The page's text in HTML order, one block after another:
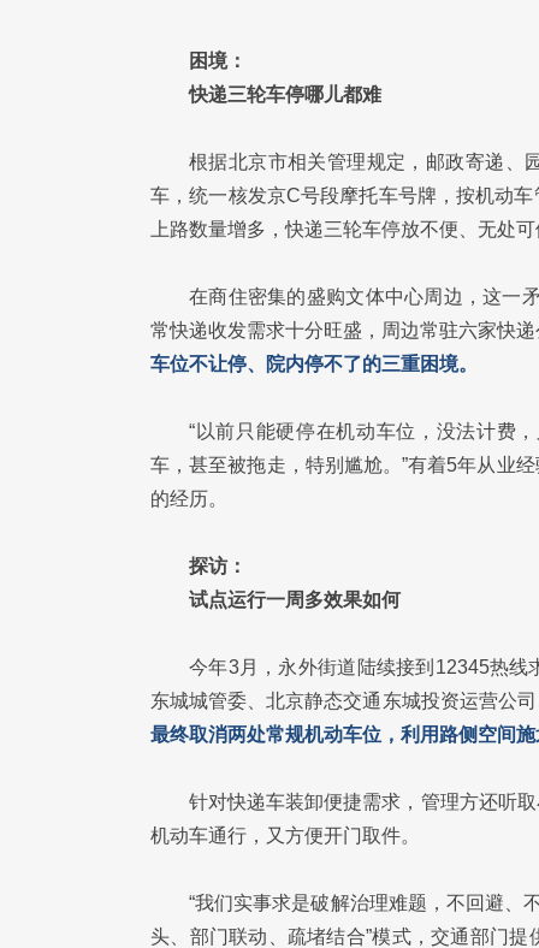
困境：
快递三轮车停哪儿都难
根据北京市相关管理规定，邮政寄递、
车，统一核发京C号段摩托车号牌，按机动
上路数量增多，快递三轮车停放不便、无处
在商住密集的盛购文体中心周边，这一
常快递收发需求十分旺盛，周边常驻六家快
车位不让停、院内停不了的三重困境。
“以前只能硬停在机动车位，没法计费
车，甚至被拖走，特别尴尬。”有着5年从业
的经历。
探访：
试点运行一周多效果如何
今年3月，永外街道陆续接到12345热
东城城管委、北京静态交通东城投资运营公
最终取消两处常规机动车位，利用路侧空间
针对快递车装卸便捷需求，管理方还听
机动车通行，又方便开门取件。
“我们实事求是破解治理难题，不回避、
头、部门联动、疏堵结合”模式，交通部门